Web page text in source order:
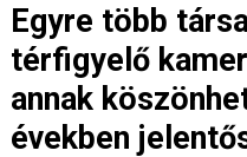
Egyre több
térfigyelő
annak
években